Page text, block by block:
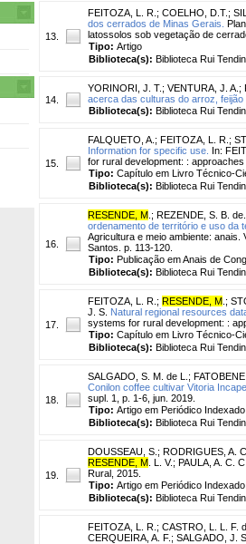
13.
FEITOZA, L. R. ; COELHO, D.T. ;
dos cerrados de Minas Gerais.
latossolos sob vegetação de
Tipo: Artigo
Biblioteca(s): Biblioteca Rui
14.
YORINORI, J. T. ; VENTURA, J. A. ;
acerca das culturas do arroz,
Biblioteca(s): Biblioteca Rui
15.
FALQUETO, A. ; FEITOZA, L. R. ;
Information for specific use. In:
for rural development: :
Tipo: Capítulo em Livro Técnico-
Biblioteca(s): Biblioteca Rui
16.
RESENDE, M ; REZENDE, S. B. de.
ordenamento de território e uso da
Agricultura e meio ambiente:
Santos. p. 113-120.
Tipo: Publicação em Anais de
Biblioteca(s): Biblioteca Rui
17.
FEITOZA, L. R. ; RESENDE, M ;
J. S. Natural regional resources
systems for rural development: :
Tipo: Capítulo em Livro Técnico-
Biblioteca(s): Biblioteca Rui
18.
SALGADO, S. M. de L. ;
Conilon coffee cultivar Vitoria
supl. 1, p. 1-6, jun. 2019.
Tipo: Artigo em Periódico Indexado
Biblioteca(s): Biblioteca Rui
19.
DOUSSEAU, S. ; RODRIGUES, A.
RESENDE, M . L. V.; PAULA, A. C.
Rural, 2015.
Tipo: Artigo em Periódico Indexado
Biblioteca(s): Biblioteca Rui
FEITOZA, L. R. ; CASTRO, L. L. F.
CERQUEIRA, A. F. ; SALGADO, J.